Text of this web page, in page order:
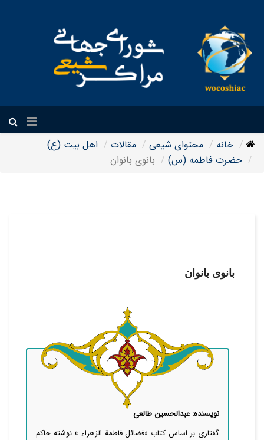
خانه محتوای شیعی مقالات
اهل بیت (ع)
حضرت فاطمه (س)
بانوی بانوان
بانوی بانوان
نویسنده: عبدالحسین طالعی
گفتاری بر اساس کتاب «فضائل فاطمة الزهراء » نوشته حاکم